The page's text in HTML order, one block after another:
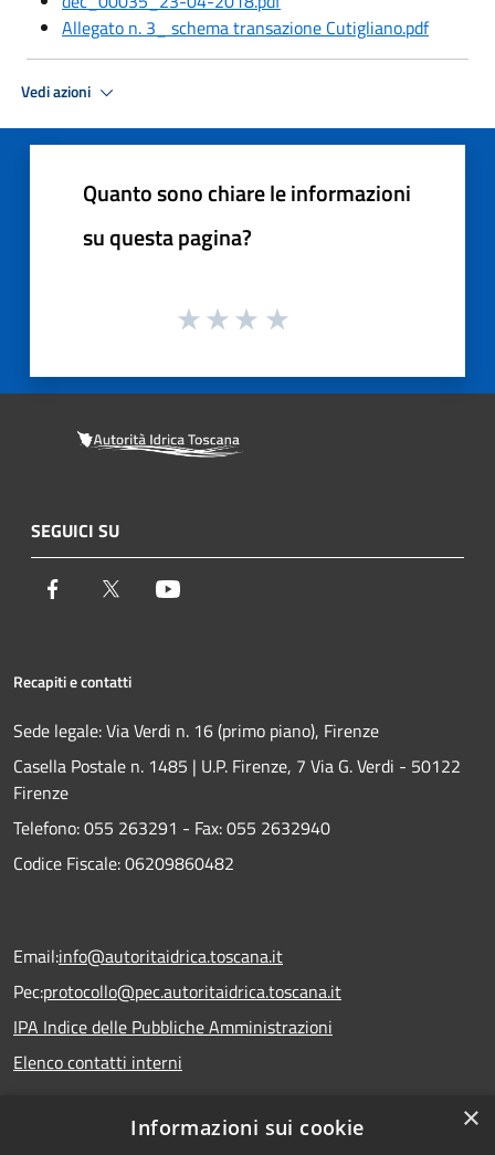
Allegato n. 3_ schema transazione Cutigliano.pdf
Vedi azioni
Quanto sono chiare le informazioni
su questa pagina?
SEGUICI SU
Facebook Twitter
Recapiti e contatti
Sede legale: Via Verdi n. 16 (primo piano), Firenze
Casella Postale n. 1485 | U.P. Firenze, 7 Via G. Verdi - 50122
Firenze
Telefono:055 263291 - Fax:055 2632940
Codice Fiscale: 06209860482
Email:info@autoritaidrica.toscana.it
Pec:protocollo@pec.autoritaidrica.toscana.it
IPA Indice delle Pubbliche Amministrazioni
Elenco contatti interni
×
Informazioni sui cookie